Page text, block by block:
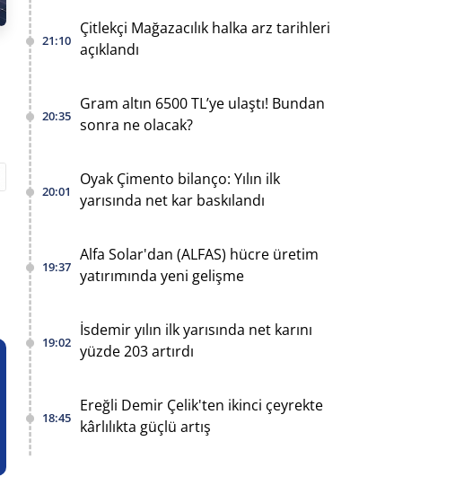
21:10
Çitlekçi Mağazacılık halka arz tarihleri
açıklandı
20:35
Gram altın 6500 TL’ye ulaştı! Bundan
sonra ne olacak?
20:01
Oyak Çimento bilanço: Yılın ilk
yarısında net kar baskılandı
19:37
Alfa Solar'dan (ALFAS) hücre üretim
yatırımında yeni gelişme
19:02
İsdemir yılın ilk yarısında net karını
yüzde 203 artırdı
18:45
Ereğli Demir Çelik'ten ikinci çeyrekte
kârlılıkta güçlü artış